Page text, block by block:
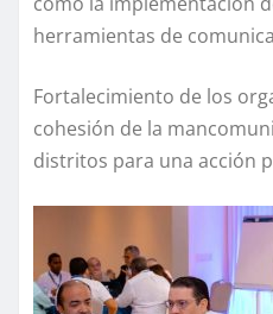
herramientas de
Fortalecimiento de los
cohesión de la
distritos para una acción